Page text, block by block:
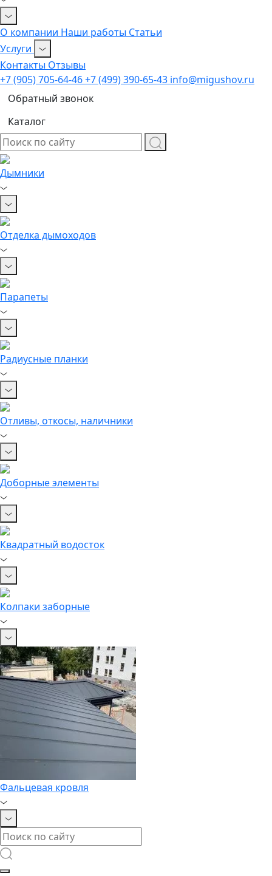
О компании Наши работы Статьи
Услуги
Контакты Отзывы
+7 (905) 705-64-46+7 (499) 390-65-43 info@migushov.ru
Обратный звонок
Каталог
Дымники
Отделка дымоходов
Парапеты
Радиусные планки
Отливы, откосы, наличники
Доборные элементы
Квадратный водосток
Колпаки заборные
Фальцевая кровля